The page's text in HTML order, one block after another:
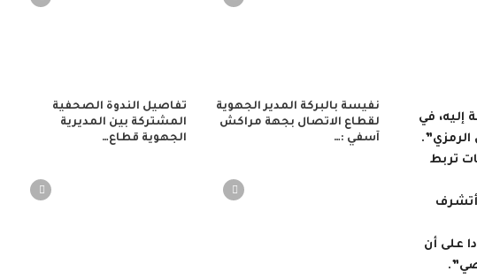
إليه، في
تربط
أتشرف
على أن
نفيسة بالبركة المدير الجهوية
لقطاع الاتصال بجهة مراكش
آسفي :…
تفاصيل الندوة الصحفية
المشتركة بين المديرية
الجهوية قطاع…